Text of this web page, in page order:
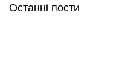
Останні пости